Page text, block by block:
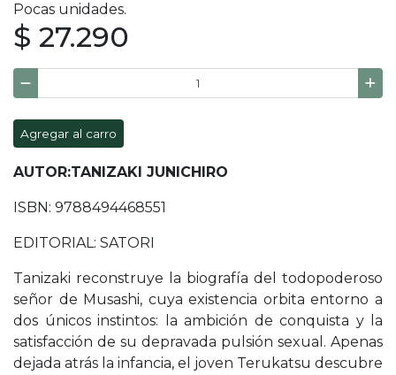
Pocas unidades.
$ 27.290
Agregar al carro
AUTOR:TANIZAKI JUNICHIRO
ISBN: 9788494468551
EDITORIAL: SATORI
Tanizaki reconstruye la biografía del todopoderoso
señor de Musashi, cuya existencia orbita entorno a
dos únicos instintos: la ambición de conquista y la
satisfacción de su depravada pulsión sexual. Apenas
dejada atrás la infancia, el joven Terukatsu descubre